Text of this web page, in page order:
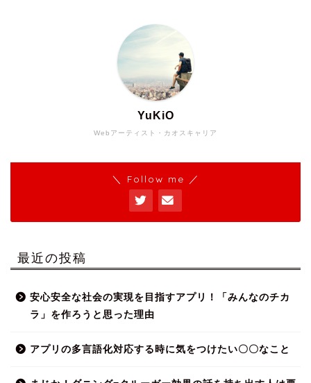
Webアーティスト・カオスキャリア
YuKiO
＼ Follow me ／
最近の投稿
安心安全な社会の実現を目指すアプリ！「みんなのチカ
ラ」を作ろうと思った理由
アプリの多言語化対応する時に気をつけたい〇〇なこと